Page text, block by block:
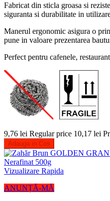
Fabricat din sticla groasa si
siguranta si durabilitate in
Manerul ergonomic asigura o
pune in valoare prezentarea
Perfect pentru cafenele,
9,76 lei Regular price 10,17 lei
Adauga in Cos
Vizualizare Rapida
ANUNȚĂ-MĂ